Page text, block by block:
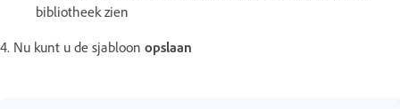
bibliotheek zien
4. Nu kunt u de sjabloon opslaan